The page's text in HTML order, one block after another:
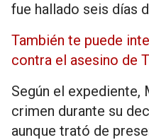
fue hallado seis días
También te puede
contra el asesino de
Según el
crimen durante su
aunque trató de